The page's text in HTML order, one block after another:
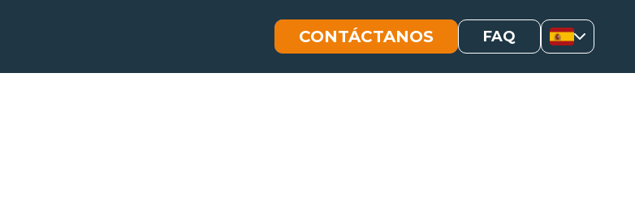
CONTÁCTANOS FAQ